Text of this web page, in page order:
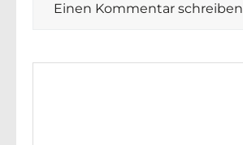
Einen Kommentar schreiben